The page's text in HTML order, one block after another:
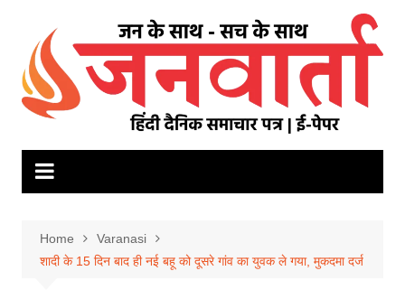
content
Home
Varanasi
शादी के 15 दिन बाद ही नई बहू को दूसरे गांव का युवक ले गया, मुकदमा दर्ज